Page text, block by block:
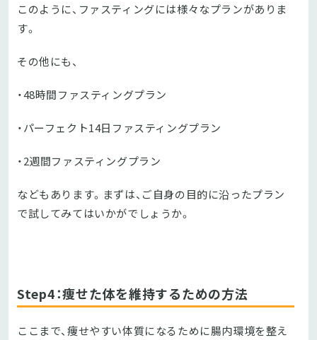
このように、ファスティングには様々なプランがありま
す。
その他にも、
・48時間ファスティングプラン
・パーフェクト14日ファスティングプラン
・2週間ファスティングプラン
などもあります。まずは、ご自身の目的に沿ったプラン
で試してみてはいかがでしょうか。
Step4：痩せた体を維持するための方法
ここまで、痩せやすい体質になるために腸内環境を整え